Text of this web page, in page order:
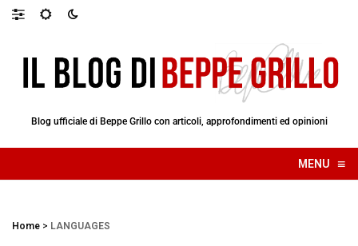
Blog ufficiale di Beppe Grillo con articoli, approfondimenti ed opinioni
MENU ≡
☰
Home > LANGUAGES